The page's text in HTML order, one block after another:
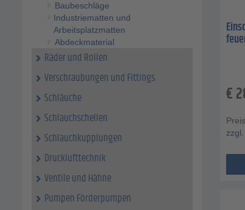
Baubeschläge
Industriematten und
Arbeitsplatzmatten
Abdeckmaterial
Räder und Rollen
Verschraubungen und Fittings
Schläuche
Schlauchschellen
Schlauchkupplungen
Drucklufttechnik
Ventile und Hähne
Pumpen Förderpumpen
€
zzgl.